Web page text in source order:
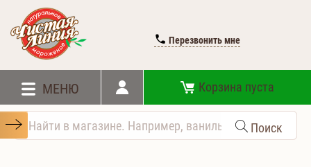
Перезвонить мне
МЕНЮ Корзина пуста
Поиск